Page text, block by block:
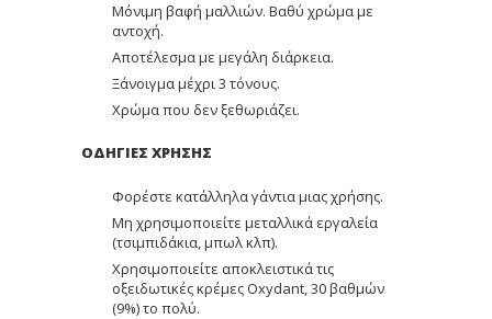
Μόνιμη βαφή μαλλιών. Βαθύ χρώμα με
αντοχή.
Αποτέλεσμα με μεγάλη διάρκεια.
Ξάνοιγμα μέχρι 3 τόνους.
Χρώμα που δεν ξεθωριάζει.
ΟΔΗΓΙΕΣ ΧΡΗΣΗΣ
Φορέστε κατάλληλα γάντια μιας χρήσης.
Μη χρησιμοποιείτε μεταλλικά εργαλεία
(τσιμπιδάκια, μπωλ κλπ).
Χρησιμοποιείτε αποκλειστικά τις
οξειδωτικές κρέμες Oxydant, 30 βαθμών
(9%) το πολύ.